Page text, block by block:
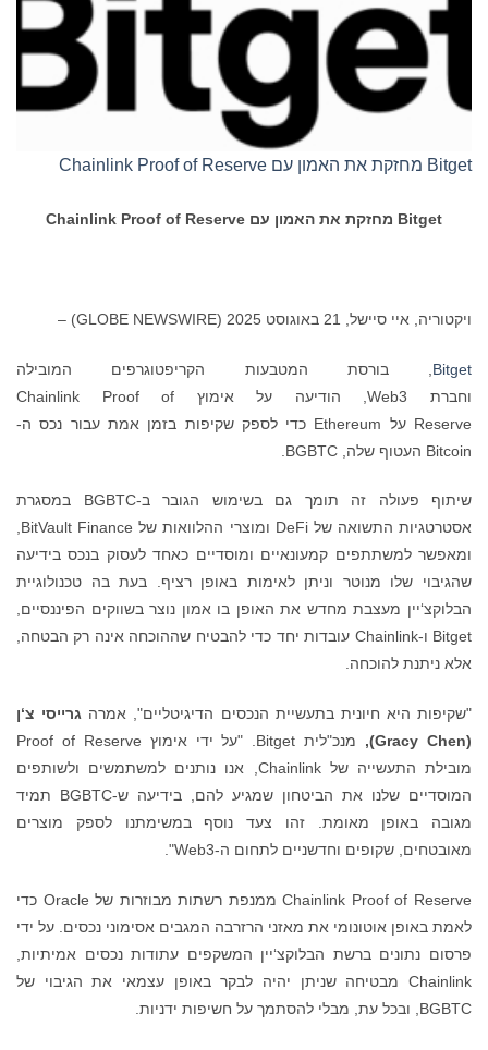
Bitget מחזקת את האמון עם Chainlink Proof of Reserve
Bitgetמחזקת את האמון עם Chainlink Proof of Reserve
ויקטוריה, איי סיישל, 21 באוגוסט 2025 (GLOBE NEWSWIRE) –
Bitget, בורסת המטבעות הקריפטוגרפים המובילה
וחברת Web3, הודיעה על אימוץ Chainlink Proof of
Reserve על Ethereum כדי לספק שקיפות בזמן אמת עבור נכס ה-
Bitcoin העטוף שלה, BGBTC.
שיתוף פעולה זה תומך גם בשימוש הגובר ב-BGBTC במסגרת
אסטרטגיות התשואה של DeFi ומוצרי ההלוואות של BitVault Finance,
ומאפשר למשתתפים קמעונאיים ומוסדיים כאחד לעסוק בנכס בידיעה
שהגיבוי שלו מנוטר וניתן לאימות באופן רציף. בעת בה טכנולוגיית
הבלוקצ‘יין מעצבת מחדש את האופן בו אמון נוצר בשווקים הפיננסיים,
Bitget ו-Chainlink עובדות יחד כדי להבטיח שההוכחה אינה רק הבטחה,
אלא ניתנת להוכחה.
"שקיפות היא חיונית בתעשיית הנכסים הדיגיטליים", אמרה גרייסי צ‘ן
Gracy Chen
)
,
מנכ"לית Bitget. "על ידי אימוץ Proof of Reserve
מובילת התעשייה של Chainlink, אנו נותנים למשתמשים ולשותפים
המוסדיים שלנו את הביטחון שמגיע להם, בידיעה ש-BGBTC תמיד
מגובה באופן מאומת. זהו צעד נוסף במשימתנו לספק מוצרים
מאובטחים, שקופים וחדשניים לתחום ה-Web3".
Chainlink Proof of Reserve ממנפת רשתות מבוזרות של Oracle כדי
לאמת באופן אוטונומי את מאזני הרזרבה המגבים אסימוני נכסים. על ידי
פרסום נתונים ברשת הבלוקצ‘יין המשקפים עתודות נכסים אמיתיות,
Chainlink מבטיחה שניתן יהיה לבקר באופן עצמאי את הגיבוי של
BGBTC, ובכל עת, מבלי להסתמך על חשיפות ידניות.